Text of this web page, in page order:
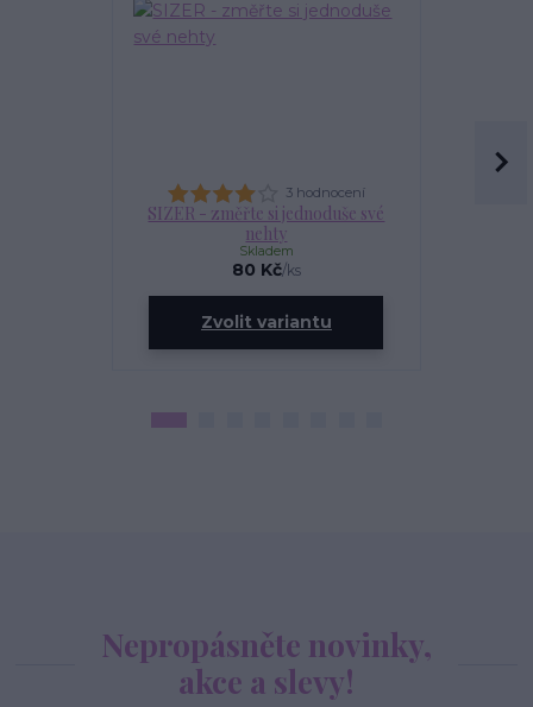
3 hodnocení
SIZER - změřte si jednoduše své
nehty
80 Kč/ks
Skladem
Zvolit variantu
Nepropásněte novinky,
akce a slevy!